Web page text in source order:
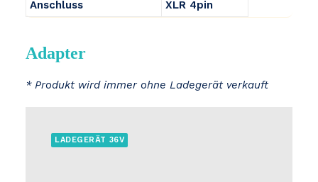
Anschluss
XLR 4pin
Adapter
* Produkt wird immer ohne Ladegerät verkauft
LADEGERÄT 36V